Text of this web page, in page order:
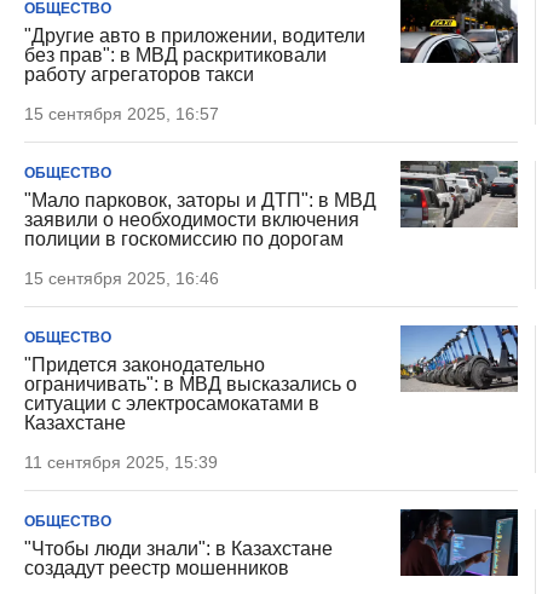
ОБЩЕСТВО
"Другие авто в приложении, водители
без прав": в МВД раскритиковали
работу агрегаторов такси
15 сентября 2025, 16:57
ОБЩЕСТВО
"Мало парковок, заторы и ДТП": в МВД
заявили о необходимости включения
полиции в госкомиссию по дорогам
15 сентября 2025, 16:46
ОБЩЕСТВО
"Придется законодательно
ограничивать": в МВД высказались о
ситуации с электросамокатами в
Казахстане
11 сентября 2025, 15:39
ОБЩЕСТВО
"Чтобы люди знали": в Казахстане
создадут реестр мошенников